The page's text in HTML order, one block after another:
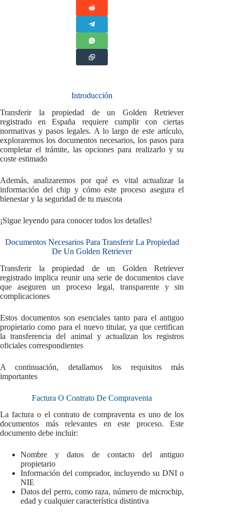
Introducción
Transferir la propiedad de un Golden Retriever
registrado en España requiere cumplir con ciertas
normativas y pasos legales. A lo largo de este artículo,
exploraremos los documentos necesarios, los pasos para
completar el trámite, las opciones para realizarlo y su
coste estimado
Además, analizaremos por qué es vital actualizar la
información del chip y cómo este proceso asegura el
bienestar y la seguridad de tu mascota
¡Sigue leyendo para conocer todos los detalles!
Documentos Necesarios Para Transferir La Propiedad
De Un Golden Retriever
Transferir la propiedad de un Golden Retriever
registrado implica reunir una serie de documentos clave
que aseguren un proceso legal, transparente y sin
complicaciones
Estos documentos son esenciales tanto para el antiguo
propietario como para el nuevo titular, ya que certifican
la transferencia del animal y actualizan los registros
oficiales correspondientes
A continuación, detallamos los requisitos más
importantes
Factura O Contrato De Compraventa
La factura o el contrato de compraventa es uno de los
documentos más relevantes en este proceso. Este
documento debe incluir:
Nombre y datos de contacto del antiguo
propietario
Información del comprador, incluyendo su DNI o
NIE
Datos del perro, como raza, número de microchip,
edad y cualquier característica distintiva